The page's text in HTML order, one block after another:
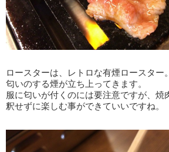
ロースターは、レトロな有煙ロースター
匂いのする煙が立ち上ってきます。
服に匂いが付くのには要注意ですが、焼
釈せずに楽しむ事ができていいですね。